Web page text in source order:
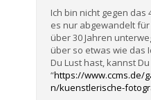
Ich bin nicht gegen
es nur abgewandelt
über 30 Jahren
über so etwas wie das
Du Lust hast, kannst
“https://www.ccms.de/
n/kuenstlerische-